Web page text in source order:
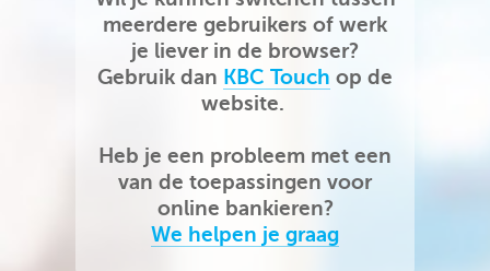
meerdere gebruikers of werk
je liever in de browser?
Gebruik dan KBC Touch op de
website.
Heb je een probleem met een
van de toepassingen voor
online bankieren?
We helpen je graag